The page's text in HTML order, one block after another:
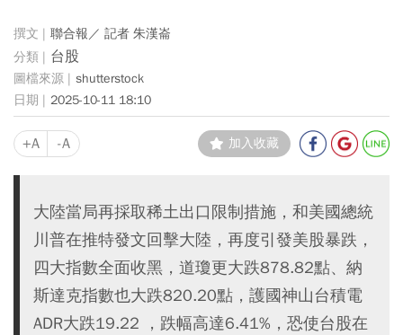
聯合報／ 記者 朱漢崙
台股
shutterstock
2025-10-11 18:10
+A -A 加入收藏
大陸當局再採取稀土出口限制措施，和美國總統
川普在推特發文回擊大陸，再度引發美股暴跌，
四大指數全面收黑，道瓊更大跌878.82點、納
斯達克指數也大跌820.20點，護國神山台積電
ADR大跌19.22 ，跌幅高達6.41%，恐使台股在